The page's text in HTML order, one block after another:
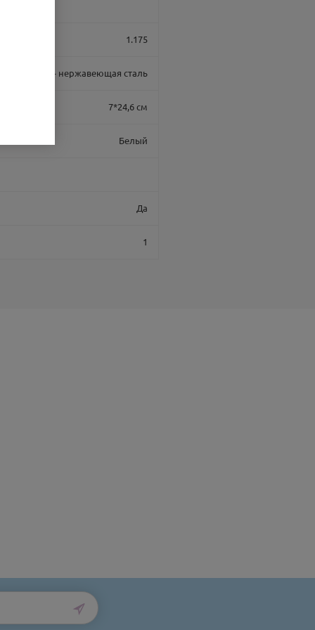
1.175
снаружи - нержавеющая сталь
7*24,6 см
Белый
Да
1